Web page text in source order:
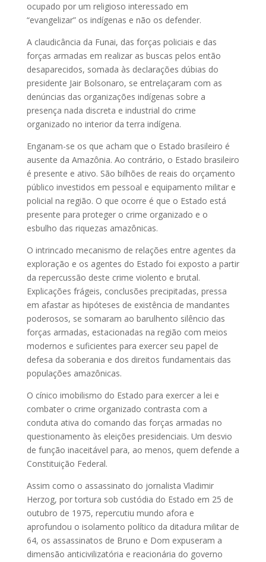
ocupado por um religioso interessado em
“evangelizar” os indígenas e não os defender.
A claudicância da Funai, das forças policiais e das
forças armadas em realizar as buscas pelos então
desaparecidos, somada às declarações dúbias do
presidente Jair Bolsonaro, se entrelaçaram com as
denúncias das organizações indígenas sobre a
presença nada discreta e industrial do crime
organizado no interior da terra indígena.
Enganam-se os que acham que o Estado brasileiro é
ausente da Amazônia. Ao contrário, o Estado brasileiro
é presente e ativo. São bilhões de reais do orçamento
público investidos em pessoal e equipamento militar e
policial na região. O que ocorre é que o Estado está
presente para proteger o crime organizado e o
esbulho das riquezas amazônicas.
O intrincado mecanismo de relações entre agentes da
exploração e os agentes do Estado foi exposto a partir
da repercussão deste crime violento e brutal.
Explicações frágeis, conclusões precipitadas, pressa
em afastar as hipóteses de existência de mandantes
poderosos, se somaram ao barulhento silêncio das
forças armadas, estacionadas na região com meios
modernos e suficientes para exercer seu papel de
defesa da soberania e dos direitos fundamentais das
populações amazônicas.
O cínico imobilismo do Estado para exercer a lei e
combater o crime organizado contrasta com a
conduta ativa do comando das forças armadas no
questionamento às eleições presidenciais. Um desvio
de função inaceitável para, ao menos, quem defende a
Constituição Federal.
Assim como o assassinato do jornalista Vladimir
Herzog, por tortura sob custódia do Estado em 25 de
outubro de 1975, repercutiu mundo afora e
aprofundou o isolamento político da ditadura militar de
64, os assassinatos de Bruno e Dom expuseram a
dimensão anticivilizatória e reacionária do governo